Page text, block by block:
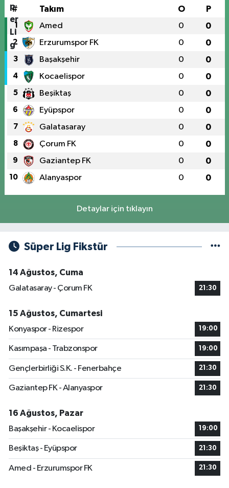
# Takım O P
1 Amed 0 0
2 Erzurumspor FK 0 0
3 Başakşehir 0 0
4 Kocaelispor 0 0
5 Beşiktaş 0 0
6 Eyüpspor 0 0
7 Galatasaray 0 0
8 Çorum FK 0 0
9 Gaziantep FK 0 0
10 Alanyaspor 0 0
Detaylar için tıklayın
Süper Lig Fikstür
14 Ağustos, Cuma
Galatasaray - Çorum FK
21:30
15 Ağustos, Cumartesi
Konyaspor - Rizespor
19:00
Kasımpaşa - Trabzonspor 19:00
Gençlerbirliği S.K. - Fenerbahçe 21:30
Gaziantep FK - Alanyaspor 21:30
16 Ağustos, Pazar
Başakşehir - Kocaelispor
19:00
Beşiktaş - Eyüpspor 21:30
Amed - Erzurumspor FK 21:30